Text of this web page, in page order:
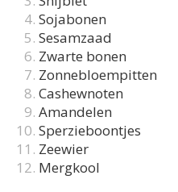
Sojabonen
Sesamzaad
Zwarte bonen
Zonnebloempitten
Cashewnoten
Amandelen
Sperzieboontjes
Zeewier
Mergkool